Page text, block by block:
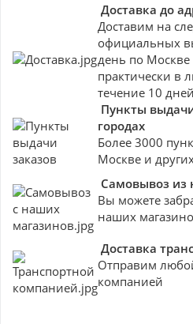
Доставка до
Доставим на
официальных
день по Москве
практически в
течение 10 дней
Пункты
городах
Более 3000
Москве и
Самовывоз из
Вы можете
наших
Доставка
Отправим
компанией